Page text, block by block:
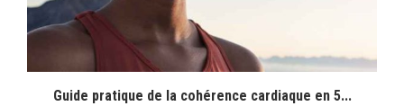
Guide pratique de la cohérence cardiaque en 5...